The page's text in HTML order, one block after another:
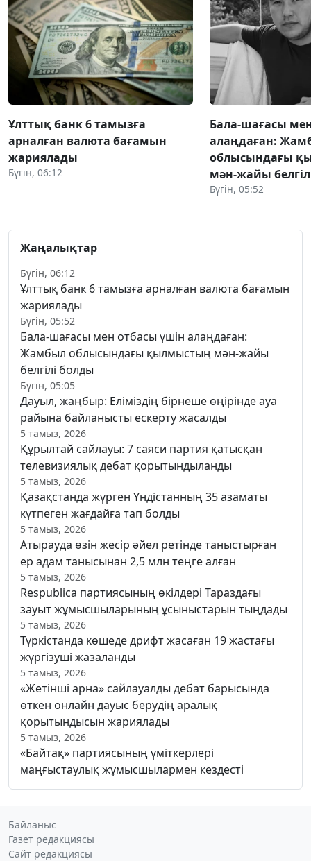
Ұлттық банк 6 тамызға
арналған валюта бағамын
жариялады
Бүгін, 06:12
Бала-шағасы
алаңдаған:
облысындағы
мән-жайы
Бүгін, 05:52
Жаңалықтар
Бүгін, 06:12
Ұлттық банк 6 тамызға арналған валюта бағамын
жариялады
Бүгін, 05:52
Бала-шағасы мен отбасы үшін алаңдаған:
Жамбыл облысындағы қылмыстың мән-жайы
белгілі болды
Бүгін, 05:05
Дауыл, жаңбыр: Еліміздің бірнеше өңірінде ауа
райына байланысты ескерту жасалды
5 тамыз, 2026
Құрылтай сайлауы: 7 саяси партия қатысқан
телевизиялық дебат қорытындыланды
5 тамыз, 2026
Қазақстанда жүрген Үндістанның 35 азаматы
күтпеген жағдайға тап болды
5 тамыз, 2026
Атырауда өзін жесір әйел ретінде таныстырған
ер адам танысынан 2,5 млн теңге алған
5 тамыз, 2026
Respublica партиясының өкілдері Тараздағы
зауыт жұмысшыларының ұсыныстарын тыңдады
5 тамыз, 2026
Түркістанда көшеде дрифт жасаған 19 жастағы
жүргізуші жазаланды
5 тамыз, 2026
«Жетінші арна» сайлауалды дебат барысында
өткен онлайн дауыс берудің аралық
қорытындысын жариялады
5 тамыз, 2026
«Байтақ» партиясының үміткерлері
маңғыстаулық жұмысшылармен кездесті
Байланыс
Газет редакциясы
Сайт редакциясы